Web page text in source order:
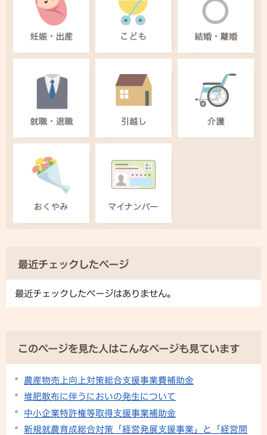
最近チェックしたページ
最近チェックしたページはありません。
このページを見た人はこんなページも見ています
農産物売上向上対策総合支援事業費補助金
堆肥散布に伴うにおいの発生について
中小企業特許権等取得支援事業補助金
新規就農育成総合対策「経営発展支援事業」と「経営開